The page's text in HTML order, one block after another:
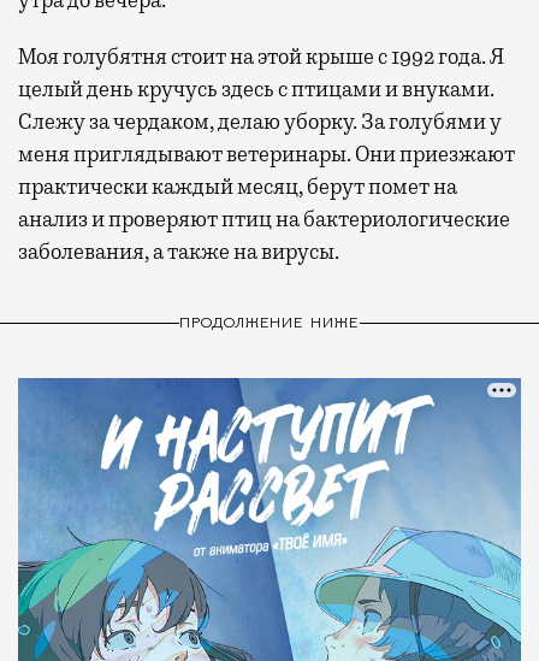
Моя голубятня стоит на этой крыше с 1992 года. Я
целый день кручусь здесь с птицами и внуками.
Слежу за чердаком, делаю уборку. За голубями у
меня приглядывают ветеринары. Они приезжают
практически каждый месяц, берут помет на
анализ и проверяют птиц на бактериологические
заболевания, а также на вирусы.
ПРОДОЛЖЕНИЕ НИЖЕ